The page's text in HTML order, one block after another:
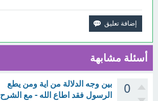
أسئلة مشابهة
0
بين وجه الدلالة من اية ومن يطع
الرسول فقد اطاع الله - مع الشرح